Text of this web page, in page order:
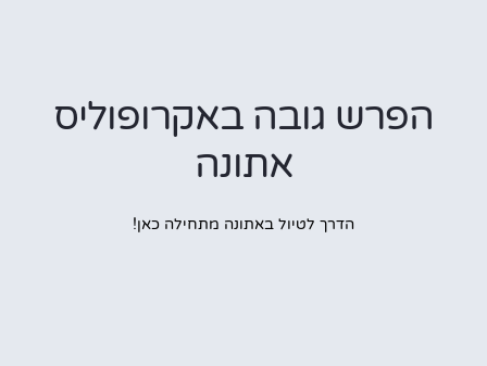
גובה באקרופוליס
אתונה
הדרך לטיול באתונה מתחילה כאן!